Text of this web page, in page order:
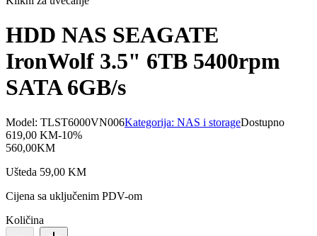
HDD NAS SEAGATE
IronWolf 3.5" 6TB 5400rpm
SATA 6GB/s
Model: TLST6000VN006Kategorija: NAS i storageDostupno
619,00 KM-10%
560,00KM
Ušteda 59,00 KM
Cijena sa uključenim PDV-om
Količina